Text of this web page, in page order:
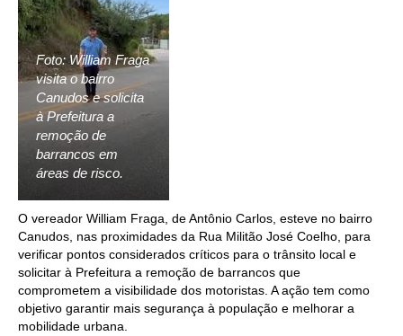
Foto: William Fraga
visita o bairro
Canudos e solicita
à Prefeitura a
remoção de
barrancos em
áreas de risco.
O vereador William Fraga, de Antônio Carlos, esteve no bairro
Canudos, nas proximidades da Rua Militão José Coelho, para
verificar pontos considerados críticos para o trânsito local e
solicitar à Prefeitura a remoção de barrancos que
comprometem a visibilidade dos motoristas. A ação tem como
objetivo garantir mais segurança à população e melhorar a
mobilidade urbana.